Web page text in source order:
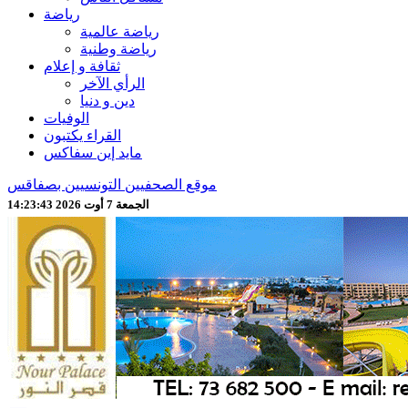
رياضة
رياضة عالمية
رياضة وطنية
ثقافة و إعلام
الرأي الآخر
دين و دنيا
الوفيات
القراء يكتبون
مايد إين سفاكس
موقع الصحفيين التونسيين بصفاقس
الجمعة 7 أوت 2026 14:23:45